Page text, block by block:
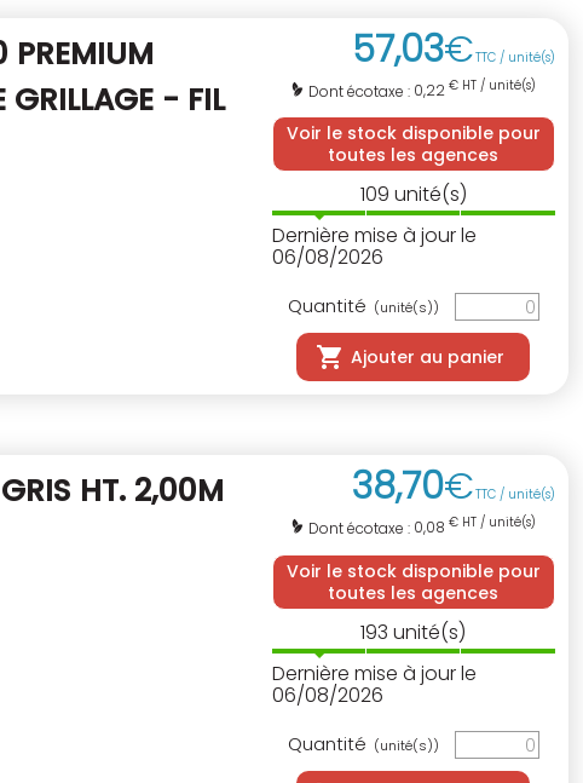
PREMIUM
GRILLAGE - FIL
57,03€TTC / unité(s)
Dont écotaxe : 0,22 € HT / unité(s)
Voir le stock disponible pour
toutes les agences
109 unité(s)
Dernière mise à jour le
06/08/2026
Quantité (unité(s))
Ajouter au panier
HT. 2,00M 38,70€TTC / unité(s)
Dont écotaxe : 0,08 € HT / unité(s)
Voir le stock disponible pour
toutes les agences
193 unité(s)
Dernière mise à jour le
06/08/2026
Quantité (unité(s))